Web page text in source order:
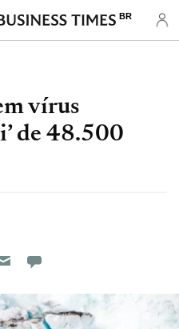
BR
vírus
de 48.500
Flipboard
Pocket